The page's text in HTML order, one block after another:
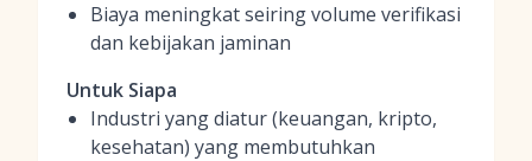
Biaya meningkat seiring volume verifikasi
dan kebijakan jaminan
Untuk Siapa
Industri yang diatur (keuangan, kripto,
kesehatan) yang membutuhkan